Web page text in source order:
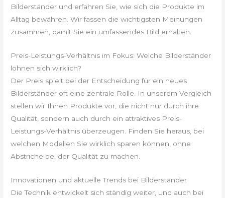
Bilderständer und erfahren Sie, wie sich die Produkte im
Alltag bewähren. Wir fassen die wichtigsten Meinungen
zusammen, damit Sie ein umfassendes Bild erhalten.
Preis-Leistungs-Verhältnis im Fokus: Welche Bilderständer
lohnen sich wirklich?
Der Preis spielt bei der Entscheidung für ein neues
Bilderständer oft eine zentrale Rolle. In unserem Vergleich
stellen wir Ihnen Produkte vor, die nicht nur durch ihre
Qualität, sondern auch durch ein attraktives Preis-
Leistungs-Verhältnis überzeugen. Finden Sie heraus, bei
welchen Modellen Sie wirklich sparen können, ohne
Abstriche bei der Qualität zu machen.
Innovationen und aktuelle Trends bei Bilderständer
Die Technik entwickelt sich ständig weiter, und auch bei